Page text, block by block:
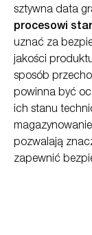
sztywna data
procesowi
uznać za
jakości
sposób
powinna być
ich stanu
pozwalają
zapewnić